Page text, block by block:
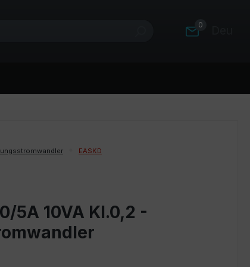
0
EASKD
5A 10VA Kl.0,2 -